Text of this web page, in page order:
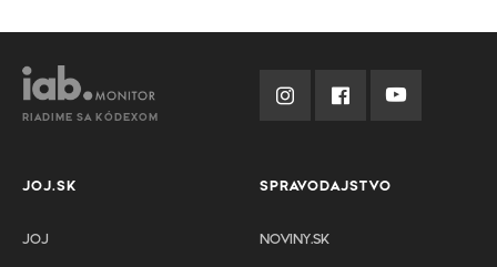
RIADIME SA KÓDEXOM
JOJ.SK
JOJ
SPRAVODAJSTVO
NOVINY.SK